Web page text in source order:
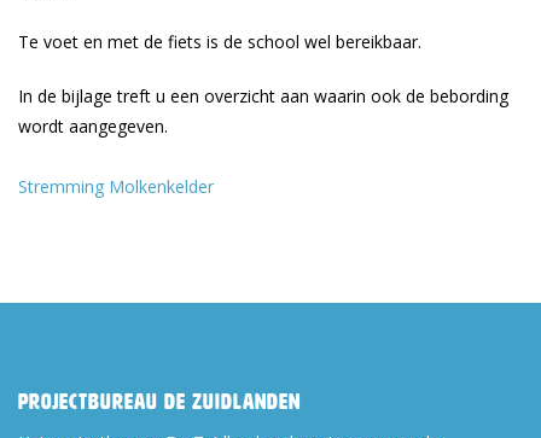
Te voet en met de fiets is de school wel bereikbaar.
In de bijlage treft u een overzicht aan waarin ook de bebording
wordt aangegeven.
Stremming Molkenkelder
Projectbureau De Zuidlanden